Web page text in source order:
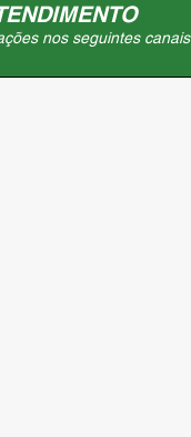
nos seguintes canais